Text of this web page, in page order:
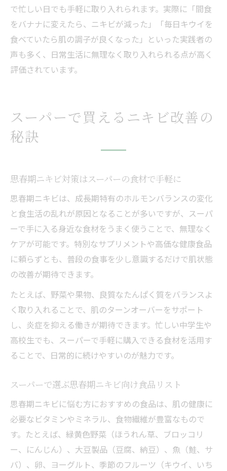
で忙しい日でも手軽に取り入れられます。実際に「間食
をバナナに変えたら、ニキビが減った」「毎日キウイを
食べていたら肌の調子が良くなった」といった実践者の
声も多く、日常生活に無理なく取り入れられる点が高く
評価されています。
スーパーで買えるニキビ改善の
秘訣
思春期ニキビ対策はスーパーの食材で手軽に
思春期ニキビは、成長期特有のホルモンバランスの変化
と食生活の乱れが原因となることが多いですが、スーパ
ーで手に入る身近な食材をうまく使うことで、無理なく
ケアが可能です。特別なサプリメントや高価な健康食品
に頼らずとも、普段の食事を少し意識するだけで肌状態
の改善が期待できます。
たとえば、野菜や果物、良質なたんぱく質をバランスよ
く取り入れることで、肌のターンオーバーをサポート
し、炎症を抑える働きが期待できます。忙しい中学生や
高校生でも、スーパーで手軽に購入できる食材を活用す
ることで、日常的に続けやすいのが魅力です。
スーパーで選ぶ思春期ニキビ向け食品リスト
思春期ニキビに悩む方におすすめの食品は、肌の健康に
必要なビタミンやミネラル、食物繊維が豊富なもので
す。たとえば、緑黄色野菜（ほうれん草、ブロッコリ
ー、にんじん）、大豆製品（豆腐、納豆）、魚（鮭、サ
バ）、卵、ヨーグルト、季節のフルーツ（キウイ、いち